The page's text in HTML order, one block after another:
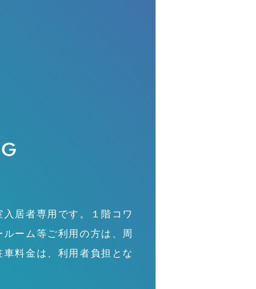
居者専用です。１階コワ
ーム等ご利用の方は、周
料金は、利用者負担とな